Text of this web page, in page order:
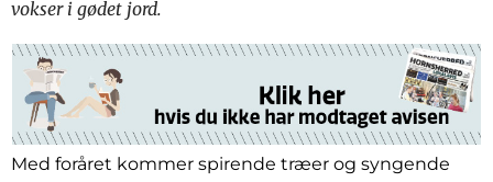
vokser i gødet jord.
Med foråret kommer spirende træer og syngende